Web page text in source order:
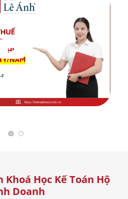
Khoá Học Kế Toán Hộ
Doanh